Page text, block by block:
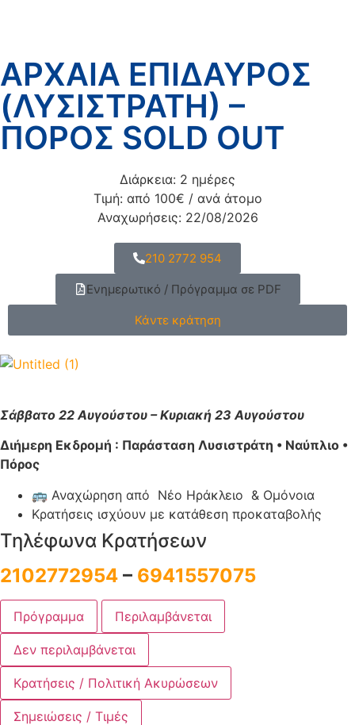
ΑΡΧΑΙΑ ΕΠΙΔΑΥΡΟΣ
(ΛΥΣΙΣΤΡΑΤΗ) –
ΠΟΡΟΣ SOLD OUT
Διάρκεια: 2 ημέρες
Τιμή: από 100€ / ανά άτομο
Αναχωρήσεις: 22/08/2026
210 2772 954
Ενημερωτικό / Πρόγραμμα σε PDF
Κάντε κράτηση
Σάββατο 22 Αυγούστου – Κυριακή 23 Αυγούστου
Διήμερη Εκδρομή : Παράσταση Λυσιστράτη • Ναύπλιο •
Πόρος
🚌 Αναχώρηση από Νέο Ηράκλειο & Ομόνοια
Κρατήσεις ισχύουν με κατάθεση προκαταβολής
Τηλέφωνα Κρατήσεων
2102772954 – 6941557075
Πρόγραμμα Περιλαμβάνεται
Δεν περιλαμβάνεται
Κρατήσεις / Πολιτική Ακυρώσεων
Σημειώσεις / Τιμές